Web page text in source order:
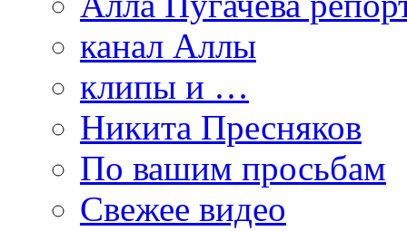
канал Аллы
клипы и …
Никита Пресняков
По вашим просьбам
Свежее видео